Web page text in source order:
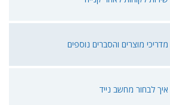
מדריכי מוצרים והסברים נוספים
איך לבחור מחשב נייד